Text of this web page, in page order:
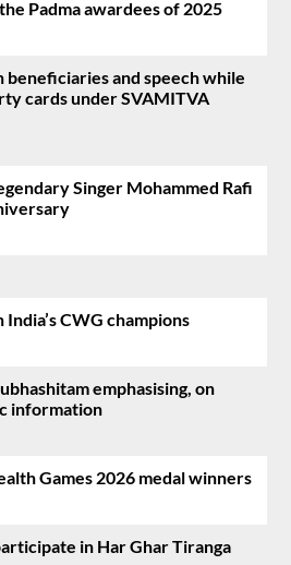
Padma awardees of 2025
beneficiaries and speech while
cards under SVAMITVA
Singer Mohammed Rafi
CWG champions
emphasising, on
information
Games 2026 medal winners
in Har Ghar Tiranga